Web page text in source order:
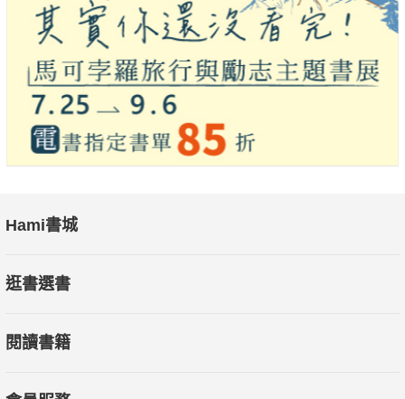
【擴展未來自我效果驚人的背後原因】
‧自我決定論：一旦認定了未來自我的願景，此時此地你的
行動就會發生改變。如果你的未來自我擁有健康的身體，你不會
放縱自己吃垃圾食物。
‧成長心態：闡明「未來自我」後，你會理解現在的你還有
進步空間、還在進化中，你更意擁抱失敗，朝未來目標邁進。
‧累積好習慣：每當你言行舉止都以未來自我為目標，你的
‧複利效應：投資於未來自我時，你會與其連結，不論你對
‧「為什麼」決定「做什麼」和「如何做」：當你創造具
標。你的行為遵循你的目的和目標走。
Hami書城
逛書選書
閱讀書籍